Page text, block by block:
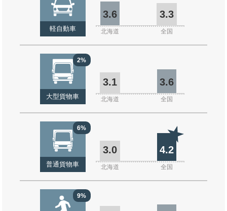
軽自動車
3.6 3.3
北海道 全国
2%
大型貨物車
3.1 3.6
北海道 全国
6%
普通貨物車
3.0 4.2
北海道 全国
9%